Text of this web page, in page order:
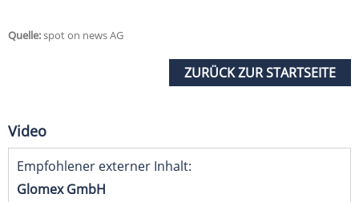
Quelle:spot on news AG
ZURÜCK ZUR STARTSEITE
Video
Empfohlener externer Inhalt:
Glomex GmbH